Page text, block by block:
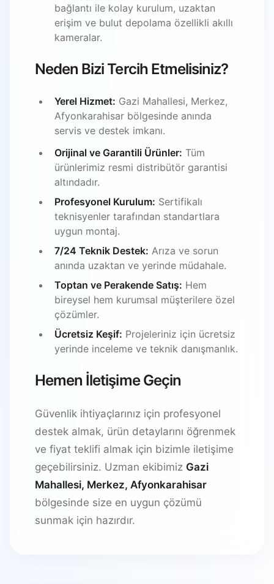
bağlantı ile kolay kurulum, uzaktan
erişim ve bulut depolama özellikli akıllı
kameralar.
Neden Bizi Tercih Etmelisiniz?
Yerel Hizmet: Gazi Mahallesi, Merkez,
Afyonkarahisar bölgesinde anında
servis ve destek imkanı.
Orijinal ve Garantili Ürünler: Tüm
ürünlerimiz resmi distribütör garantisi
altındadır.
Profesyonel Kurulum: Sertifikalı
teknisyenler tarafından standartlara
uygun montaj.
7/24 Teknik Destek: Arıza ve sorun
anında uzaktan ve yerinde müdahale.
Toptan ve Perakende Satış: Hem
bireysel hem kurumsal müşterilere özel
çözümler.
Ücretsiz Keşif: Projeleriniz için ücretsiz
yerinde inceleme ve teknik danışmanlık.
Hemen İletişime Geçin
Güvenlik ihtiyaçlarınız için profesyonel
destek almak, ürün detaylarını öğrenmek
ve fiyat teklifi almak için bizimle iletişime
geçebilirsiniz. Uzman ekibimiz Gazi
Mahallesi, Merkez, Afyonkarahisar
bölgesinde size en uygun çözümü
sunmak için hazırdır.